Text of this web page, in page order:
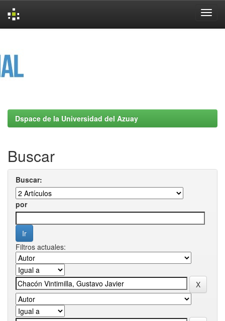
Dspace de la Universidad del Azuay
Buscar
Buscar:
por
Filtros actuales: